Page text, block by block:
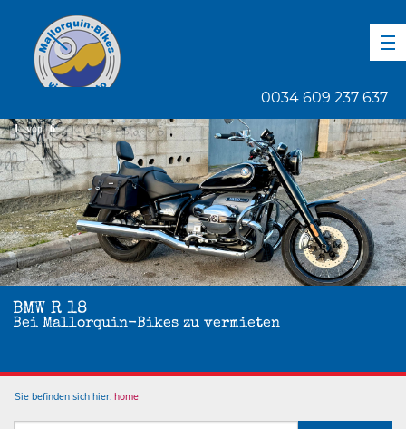
0034 609 237 637
BMW R 18
Bei Mallorquin-Bikes zu vermieten
1 von 6
Sie befinden sich hier: home